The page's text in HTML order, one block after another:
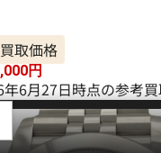
取価格
円
6月27日時点の参考